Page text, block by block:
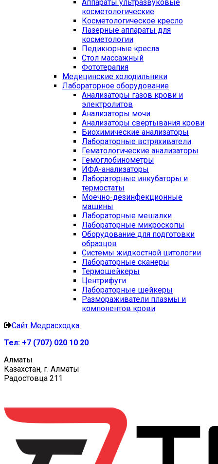
Аппараты ультразвуковые
косметологические
Косметологическое кресло
Лазерные аппараты для
косметологии
Педикюрные кресла
Стол массажный
Фототерапия
Медицинские холодильники
Лабораторное оборудование
Анализаторы газов крови и
электролитов
Анализаторы мочи
Анализаторы свёртывания крови
Биохимические анализаторы
Лабораторные встряхиватели
Гематологические анализаторы
Гемоглобинометры
ИФА-анализаторы
Лабораторные инкубаторы и
термостаты
Моечно-дезинфекционные
машины
Лабораторные мешалки
Лабораторные микроскопы
Оборудование для подготовки
образцов
Системы жидкостной цитологии
Лабораторные сканеры
Термошейкеры
Центрифуги
Лабораторные шейкеры
Размораживатели плазмы и
компонентов крови
Сайт Медрасходка
Тел: +7 (707) 020 10 20
Алматы
Казахстан, г. Алматы
Радостовца 211